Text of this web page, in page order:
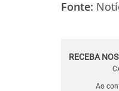
Fonte:
RECEBA
Ao